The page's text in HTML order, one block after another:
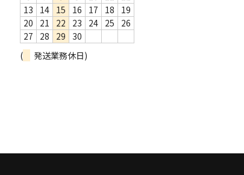
13
14 15 16 17 18
19
20
21 22 23 24 25
26
27
28 29
30
(
発送業務休日)